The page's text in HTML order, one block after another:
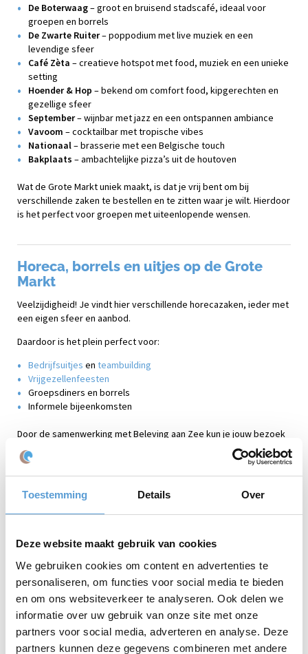
Toestemming Details Over
Deze website maakt gebruik van cookies
We gebruiken cookies om content en advertenties te
personaliseren, om functies voor social media te bieden
en om ons websiteverkeer te analyseren. Ook delen we
informatie over uw gebruik van onze site met onze
partners voor social media, adverteren en analyse. Deze
partners kunnen deze gegevens combineren met andere
De Boterwaag– groot en bruisend stadscafé, ideaal voor
groepen en borrels
De Zwarte Ruiter– poppodium met live muziek en een
levendige sfeer
Café Zèta – creatieve hotspot met food, muziek en een unieke
setting
Hoender & Hop – bekend om comfort food, kipgerechten en
gezellige sfeer
September– wijnbar met jazz en een ontspannen ambiance
Vavoom – cocktailbar met tropische vibes
Nationaal– brasserie met een Belgische touch
Bakplaats – ambachtelijke pizza’s uit de houtoven
Wat de Grote Markt uniek maakt, is dat je vrij bent om bij
verschillende zaken te bestellen en te zitten waar je wilt. Hierdoor
is het perfect voor groepen met uiteenlopende wensen.
Horeca, borrels en uitjes op de Grote
Markt
Veelzijdigheid! Je vindt hier verschillende horecazaken, ieder met
een eigen sfeer en aanbod.
Daardoor is het plein perfect voor:
Bedrijfsuitjes en teambuilding
Vrijgezellenfeesten
Groepsdiners en borrels
Informele bijeenkomsten
Door de samenwerking met Beleving aan Zee kun je jouw bezoek
eenvoudig uitbreiden met een activiteit. Denk aan een
interactieve quiz, een stadsspel of een compleet georganiseerd
programma waarbij alles voor je geregeld wordt.
Zo combineer je het bruisende karakter met een unieke beleving
die jouw dag compleet maakt.
De Grote Markt ligt in het hart van Den Haag en is uitstekend
bereikbaar met zowel het openbaar vervoer als de auto. Door de
centrale ligging is het een ideale uitvalsbasis voor een dagje uit in
de stad.
Wil je jouw bezoek aan de Grote Markt combineren met een
activiteit of groepsuitje? Beleving aan Zee helpt je graag met het
samenstellen van eencompleet programma op maat.